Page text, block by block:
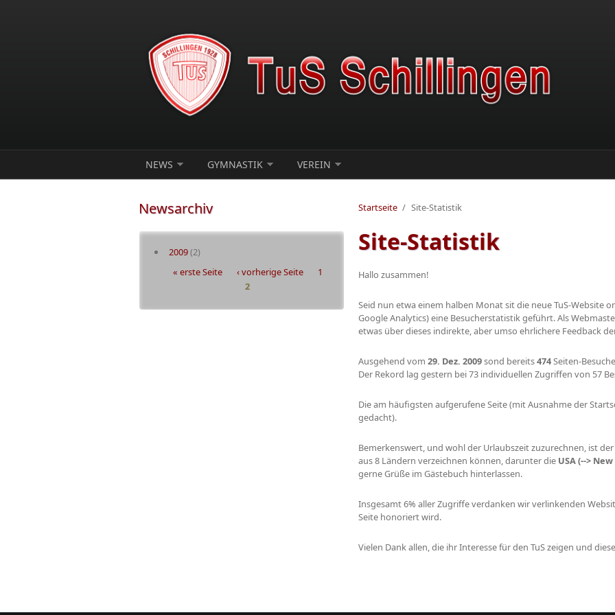
NEWS GYMNASTIK VEREIN
Newsarchiv
2009(2)
Seiten
« erste Seite ‹ vorherige Seite
1
2
Startseite / Site-Statistik
Site-Statistik
Hallo zusammen!
Seid nun etwa einem halben Monat sit die neue TuS-Website
Google Analytics) eine Besucherstatistik geführt. Als
etwas über dieses indirekte, aber umso ehrlichere Feedback
Ausgehend vom 29. Dez. 2009sond bereits474Seiten-
Der Rekord lag gestern bei 73 individuellen Zugriffen von 57
Die am häufigsten aufgerufene Seite (mit Ausnahme der
gedacht).
Bemerkenswert, und wohl der Urlaubszeit zuzurechnen, ist
aus 8 Ländern verzeichnen können, darunter die USA (-->
gerne Grüße im Gästebuch hinterlassen.
Insgesamt 6% aller Zugriffe verdanken wir verlinkenden
Seite honoriert wird.
Vielen Dank allen, die ihr Interesse für den TuS zeigen und